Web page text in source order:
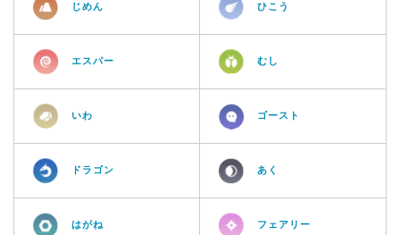
じめん ひこう
エスパー むし
いわ ゴースト
ドラゴン あく
はがね フェアリー